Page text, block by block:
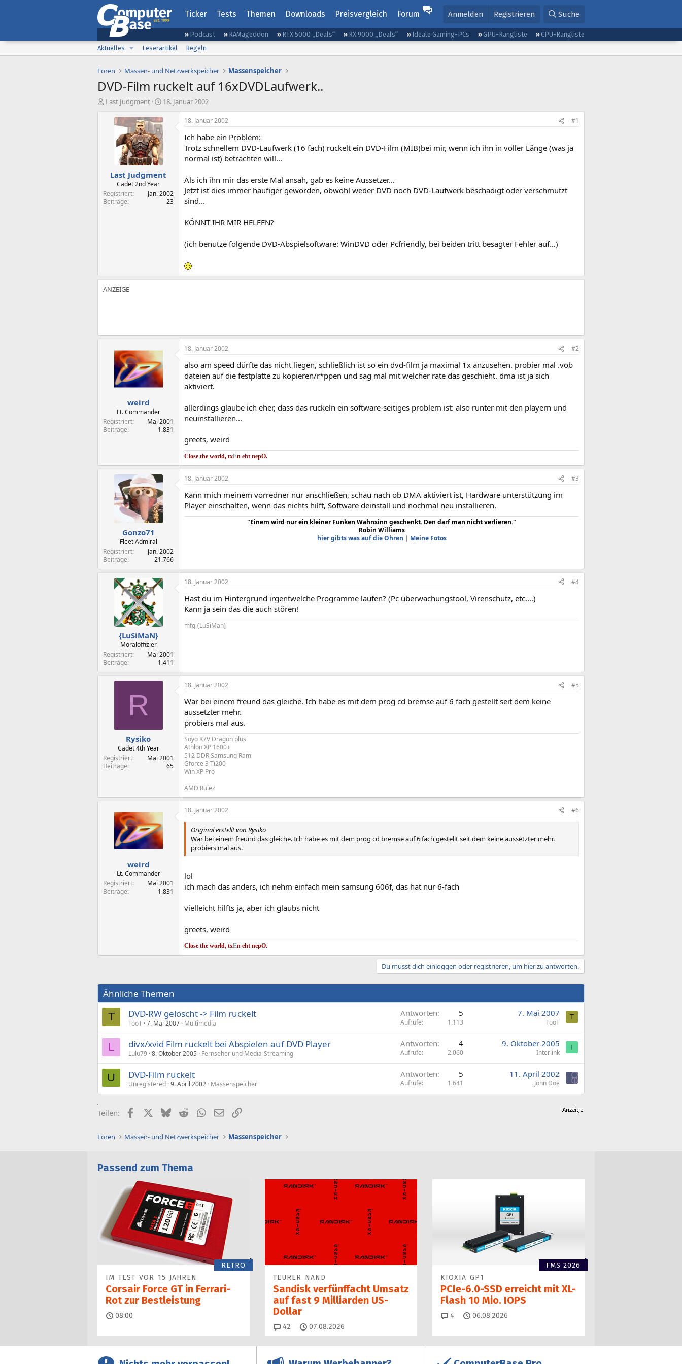
Ticker Tests Themen Downloads Preisvergleich Forum Anmelden Registrieren Suche
Podcast RAMageddon RTX 5000 „Deals“ RX 9000 „Deals“ Ideale Gaming-PCs GPU-Rangliste
CPU-Rangliste
Aktuelles
Leserartikel Regeln
Foren Massen- und Netzwerkspeicher Massenspeicher
DVD-Film ruckelt auf 16xDVDLaufwerk..
ELast Judgment
E
s
t
e
l
l
t
a
18. Januar 2002
Last Judgment
Cadet 2nd Year
Registriert
Jan. 2002
Beiträge
23
18. Januar 2002 #1
Ich habe ein Problem:
Trotz schnellem DVD-Laufwerk (16 fach) ruckelt ein DVD-Film (MIB)bei mir, wenn ich ihn in voller Länge (was ja
normal ist) betrachten will...
Als ich ihn mir das erste Mal ansah, gab es keine Aussetzer...
Jetzt ist dies immer häufiger geworden, obwohl weder DVD noch DVD-Laufwerk beschädigt oder verschmutzt
sind...
KÖNNT IHR MIR HELFEN?
(ich benutze folgende DVD-Abspielsoftware: WinDVD oder Pcfriendly, bei beiden tritt besagter Fehler auf...)
weird
Lt. Commander
Registriert
Mai 2001
Beiträge
1.831
18. Januar 2002 #2
also am speed dürfte das nicht liegen, schließlich ist so ein dvd-film ja maximal 1x anzusehen. probier mal .vob
dateien auf die festplatte zu kopieren/r*ppen und sag mal mit welcher rate das geschieht. dma ist ja sich
aktiviert.
allerdings glaube ich eher, dass das ruckeln ein software-seitiges problem ist: also runter mit den playern und
neuinstallieren...
greets, weird
Close the world, txEn eht nepO.
Gonzo71
Fleet Admiral
Registriert
Jan. 2002
Beiträge
21.766
18. Januar 2002 #3
Kann mich meinem vorredner nur anschließen, schau nach ob DMA aktiviert ist, Hardware unterstützung im
Player einschalten, wenn das nichts hilft, Software deinstall und nochmal neu installieren.
"Einem wird nur ein kleiner Funken Wahnsinn geschenkt. Den darf man nicht verlieren."
Robin Williams
hier gibts was auf die Ohren | Meine Fotos
{LuSiMaN}
Moraloffizier
Registriert
Mai 2001
Beiträge
1.411
18. Januar 2002 #4
Hast du im Hintergrund irgentwelche Programme laufen? (Pc überwachungstool, Virenschutz, etc....)
Kann ja sein das die auch stören!
mfg {LuSiMan}
R
Rysiko
Cadet 4th Year
Registriert
Mai 2001
Beiträge
65
18. Januar 2002 #5
War bei einem freund das gleiche. Ich habe es mit dem prog cd bremse auf 6 fach gestellt seit dem keine
aussetzter mehr.
probiers mal aus.
Soyo K7V Dragon plus
Athlon XP 1600+
512 DDR Samsung Ram
Gforce 3 Ti200
Win XP Pro
AMD Rulez
weird
Lt. Commander
Registriert
Mai 2001
Beiträge
1.831
18. Januar 2002 #6
Original erstellt von Rysiko
War bei einem freund das gleiche. Ich habe es mit dem prog cd bremse auf 6 fach gestellt seit dem keine aussetzter mehr.
probiers mal aus.
lol
ich mach das anders, ich nehm einfach mein samsung 606f, das hat nur 6-fach
vielleicht hilfts ja, aber ich glaubs nicht
greets, weird
Close the world, txEn eht nepO.
Du musst dich einloggen oder registrieren, um hier zu antworten.
Ähnliche Themen
T DVD-RW gelöscht -> Film ruckelt
TooT 7. Mai 2007 Multimedia
Antworten 5
Aufrufe 1.113
7. Mai 2007
TooT
T
L divx/xvid Film ruckelt bei Abspielen auf DVD Player
Lulu79 8. Oktober 2005 Fernseher und Media-Streaming
Antworten 4
Aufrufe 2.060
9. Oktober 2005
Interlink
I
U DVD-Film ruckelt
Unregistered 9. April 2002 Massenspeicher
Antworten 5
Aufrufe 1.641
11. April 2002
John Doe
Teilen: FacebookX (Twitter)
BlueskyRedditWhatsApp
E-MailLink
Foren Massen- und Netzwerkspeicher Massenspeicher
Passend zum Thema
RETRO
IM TEST VOR 15 JAHREN
Corsair Force GT in Ferrari-
Rot zur Bestleistung
08:00
TEURER NAND
Sandisk verfünffacht Umsatz
auf fast 9 Milliarden US-
Dollar
42 Kommentare
07.08.2026
FMS 2026
KIOXIA GP1
PCIe-6.0-SSD erreicht mit XL-
Flash 10 Mio. IOPS
4 Kommentare
06.08.2026